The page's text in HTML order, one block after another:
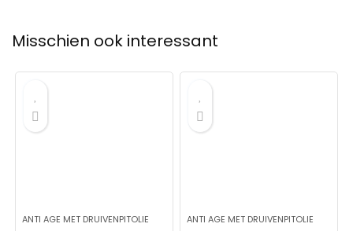
Misschien ook interessant
ANTI AGE MET DRUIVENPITOLIE ANTI AGE MET DRUIVENPITOLIE